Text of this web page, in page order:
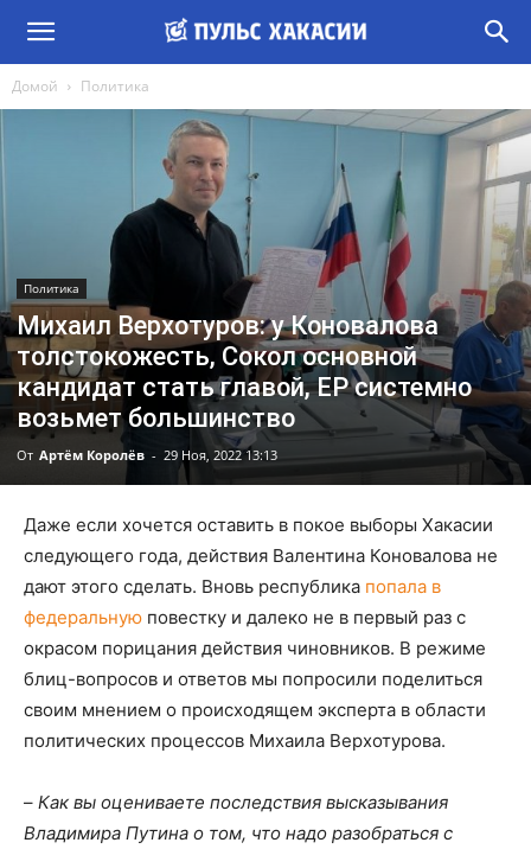
Домой Политика
Политика
Михаил Верхотуров: у Коновалова
толстокожесть, Сокол основной
кандидат стать главой, ЕР системно
возьмет большинство
От Артём Королёв - 29 Ноя, 2022 13:13
Даже если хочется оставить в покое выборы Хакасии
следующего года, действия Валентина Коновалова не
дают этого сделать. Вновь республика попала в
федеральную повестку и далеко не в первый раз с
окрасом порицания действия чиновников. В режиме
блиц-вопросов и ответов мы попросили поделиться
своим мнением о происходящем эксперта в области
политических процессов Михаила Верхотурова.
– Как вы оцениваете последствия высказывания
Владимира Путина о том, что надо разобраться с